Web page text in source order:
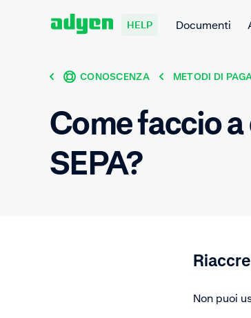
HELP Documenti
CONOSCENZA METODI DI
Come faccio
SEPA?
Non puoi